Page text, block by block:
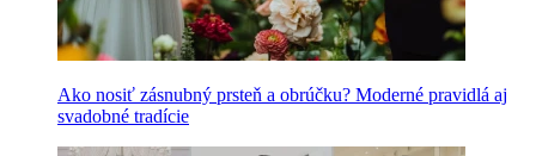
Ako nosiť zásnubný prsteň a obrúčku? Moderné pravidlá aj
svadobné tradície